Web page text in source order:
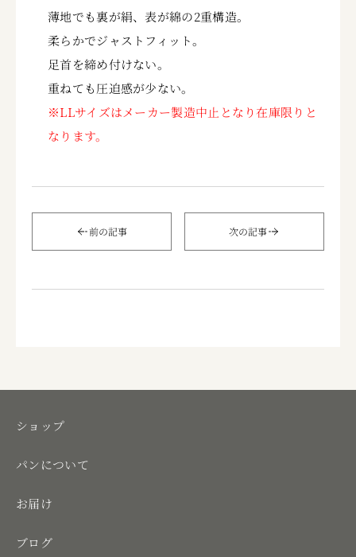
薄地でも裏が絹、表が綿の2重構造。
柔らかでジャストフィット。
足首を締め付けない。
重ねても圧迫感が少ない。
※LLサイズはメーカー製造中止となり在庫限りと
なります。
前の記事 次の記事
ショップ
パンについて
お届け
ブログ